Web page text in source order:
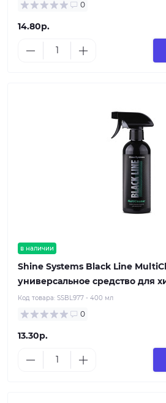
0
14.80р.
в наличии
Shine Systems Black Line
универсальное средство для
Код товара: SSBL977 - 400 мл
0
13.30р.